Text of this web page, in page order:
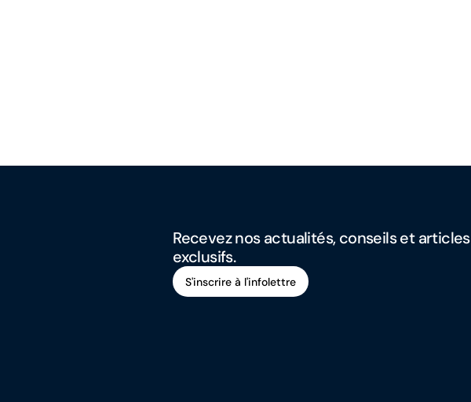
Recevez nos actualités, conseils et articles
exclusifs.
S'inscrire à l'infolettre